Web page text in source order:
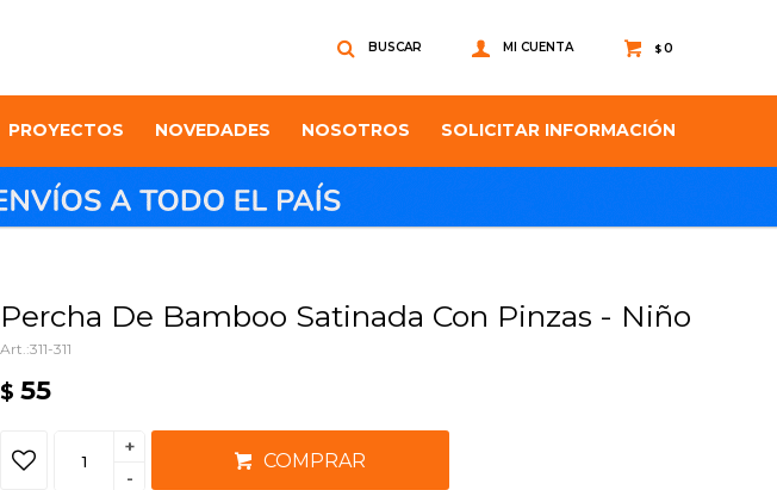
PROYECTOS NOVEDADES NOSOTROS SOLICITAR INFORMACIÓN
$0
Percha De Bamboo Satinada Con Pinzas - Niño
311-311
$ 55
+
-
COMPRAR